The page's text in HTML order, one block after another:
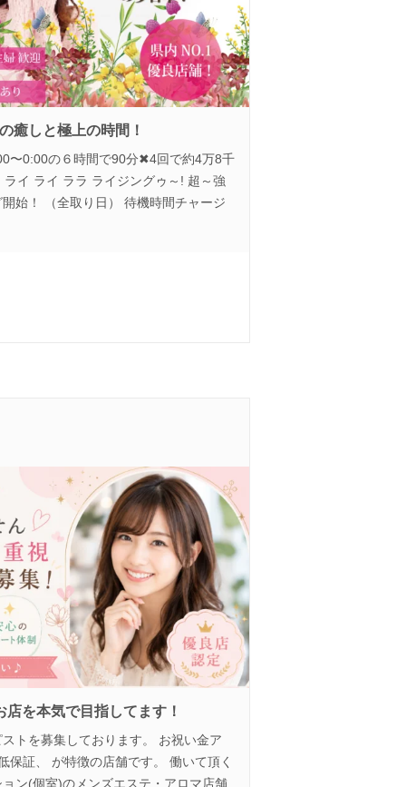
癒しと極上の時間！
〜0:00の６時間で90分✖︎4回で約4万8千
イ ライ ララ ライジングゥ～! 超～強
始！ （全取り日） 待機時間チャージ
を本気で目指してます！
トを募集しております。 お祝い金ア
保証、 が特徴の店舗です。 働いて頂く
ン(個室)のメンズエステ・アロマ店舗